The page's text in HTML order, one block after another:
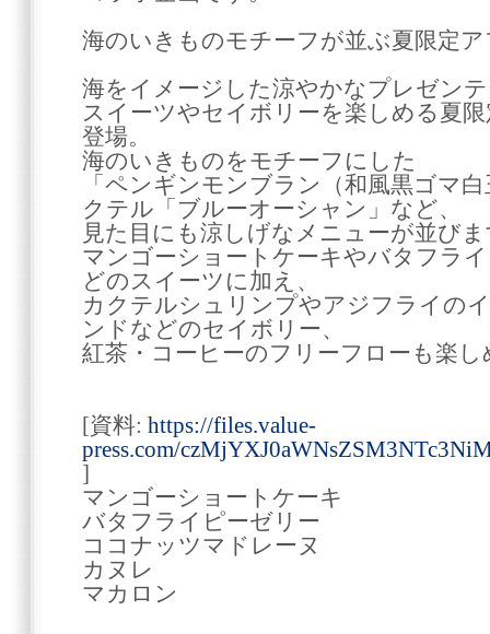
海のいきものモチーフが並ぶ夏限定
海をイメージした涼やかなプレゼン
スイーツやセイボリーを楽しめる夏
登場。
海のいきものをモチーフにした
「ペンギンモンブラン（和風黒ゴマ
クテル「ブルーオーシャン」など、
見た目にも涼しげなメニューが並び
マンゴーショートケーキやバタフラ
どのスイーツに加え、
カクテルシュリンプやアジフライの
ンドなどのセイボリー、
紅茶・コーヒーのフリーフローも楽し
[資料: https://files.value-
press.com/
]
マンゴーショートケーキ
バタフライピーゼリー
ココナッツマドレーヌ
カヌレ
マカロン